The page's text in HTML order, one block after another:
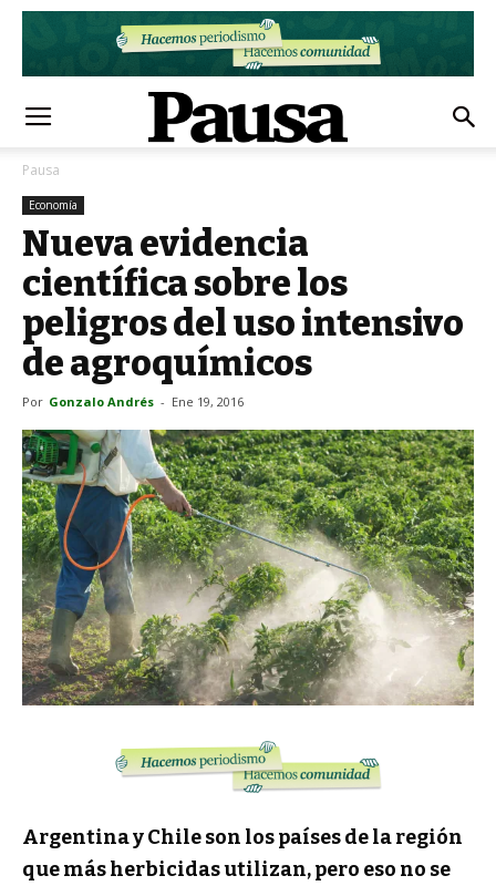
Pausa
Economía
Nueva evidencia
científica sobre los
peligros del uso intensivo
de agroquímicos
Por Gonzalo Andrés - Ene 19, 2016
Argentina y Chile son los países de la región
que más herbicidas utilizan, pero eso no se